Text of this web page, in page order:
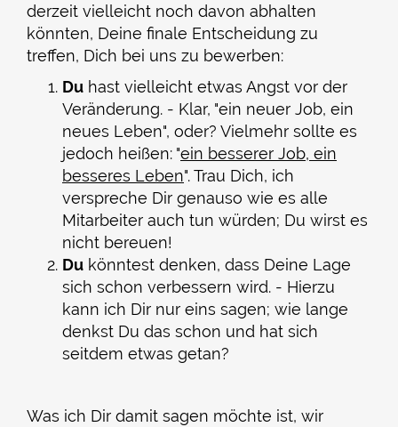
derzeit vielleicht noch davon abhalten
könnten, Deine finale Entscheidung zu
treffen, Dich bei uns zu bewerben:
Du hast vielleicht etwas Angst vor der
Veränderung. - Klar, "ein neuer Job, ein
neues Leben", oder? Vielmehr sollte es
jedoch heißen: "ein besserer Job, ein
besseres Leben". Trau Dich, ich
verspreche Dir genauso wie es alle
Mitarbeiter auch tun würden; Du wirst es
nicht bereuen!
Du könntest denken, dass Deine Lage
sich schon verbessern wird. - Hierzu
kann ich Dir nur eins sagen; wie lange
denkst Du das schon und hat sich
seitdem etwas getan?
Was ich Dir damit sagen möchte ist, wir